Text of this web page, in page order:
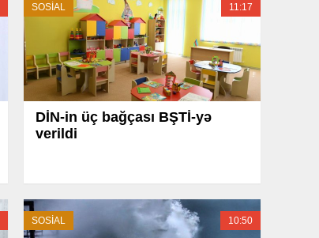
SOSİAL 11:17
DİN-in üç bağçası BŞTİ-yə
verildi
SOSİAL 10:50